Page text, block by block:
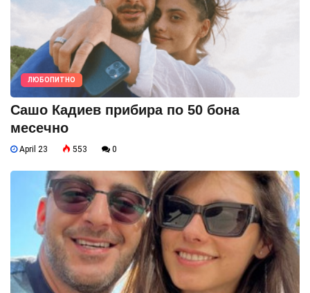
ЛЮБОПИТНО
Сашо Кадиев прибира по 50 бона
месечно
April 23 553 0